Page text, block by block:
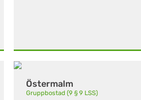
Östermalm
Gruppbostad (9 § 9 LSS)